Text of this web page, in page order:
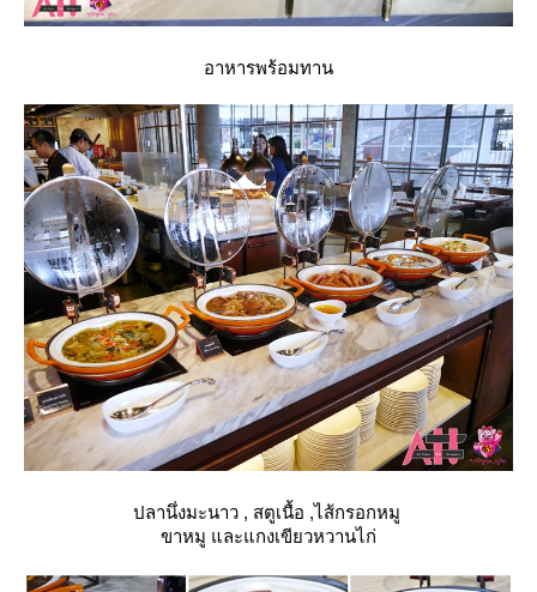
อาหารพร้อมทาน
ปลานึ่งมะนาว , สตูเนื้อ ,ไส้กรอกหมู
ขาหมู และแกงเขียวหวานไก่